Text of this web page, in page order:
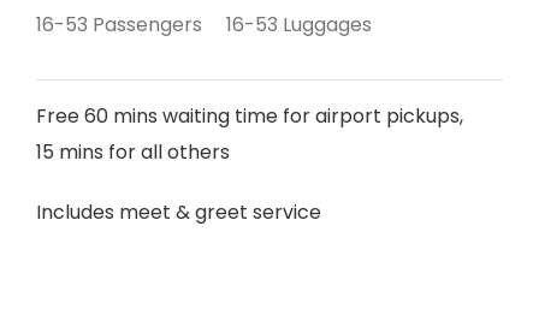
16-53 Passengers 16-53 Luggages
Free 60 mins waiting time for airport pickups,
15 mins for all others
Includes meet & greet service